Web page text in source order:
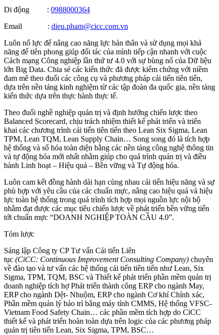
Di động : 0988000364
Email : dieu.pham@cicc.com.vn
Luôn nổ lực để nâng cao năng lực bản thân và sử dụng mọi khả
năng để tiên phong giúp đối tác của mình tiếp cận nhanh với cuộc
Cách mạng Công nghiệp lần thứ tư 4.0 với sự bùng nổ của Dữ liệu
lớn Big Data. Chia sẻ các kiến thức đã được kiểm chứng với niềm
đam mê theo đuổi các công cụ và phương pháp cải tiến tiên tiến,
dựa trên nền tảng kinh nghiệm từ các tập đoàn đa quốc gia, nền tảng
kiến thức dựa trên thực hành thực tế.
Theo đuổi nghề nghiệp quản trị và định hướng chiến lược theo
Balanced Scorecard, chịu trách nhiệm thiết kế phát triển và triển
khai các chương trình cải tiến tiên tiến theo Lean Six Sigma, Lean
TPM, Lean TQM, Lean Supply Chain… Song song đó là tích hợp
hệ thống và số hóa toàn diện bằng các nền tảng công nghệ thông tin
và tự động hóa mới nhất nhằm giúp cho quá trình quản trị và điều
hành Linh hoạt – Hiệu quả – Bền vững và Tự động hóa.
Luôn cam kết đồng hành dài hạn cùng nhau cải tiến hiệu năng và sự
phù hợp với yêu cầu của các chuẩn mực, nâng cao hiệu quả và hiệu
lực toàn hệ thống trong quá trình tích hợp mọi nguồn lực nội bộ
nhằm đạt được các mục tiêu chiến lược về phát triển bền vững tiến
tới chuẩn mực “DOANH NGHIỆP TOÀN CẦU 4.0”.
Tóm lược
Sáng lập Công ty CP Tư vấn Cải tiến Liên
tục (CiCC: Continuous Improvement Consulting Company) chuyên
về đào tạo và tư vấn các hệ thống cải tiến tiên tiến như Lean, Six
Sigma, TPM, TQM, BSC và Thiết kế phát triển phần mềm quản trị
doanh nghiệp tích hợ Phát triển thành công ERP cho ngành May,
ERP cho ngành Dệt- Nhuộm, ERP cho ngành Cơ khí Chính xác,
Phần mềm quản lý bảo trì bằng máy tính CMMS, Hệ thống VFSC-
Vietnam Food Safety Chain… các phần mềm tích hợp do CiCC
thiết kế và phát triển hoàn toàn dựa trên logic của các phương pháp
quản trị tiên tiến Lean, Six Sigma, TPM, BSC…